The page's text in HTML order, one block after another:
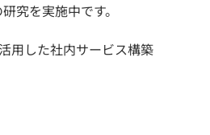
究を実施中です。
用した社内サービス構築